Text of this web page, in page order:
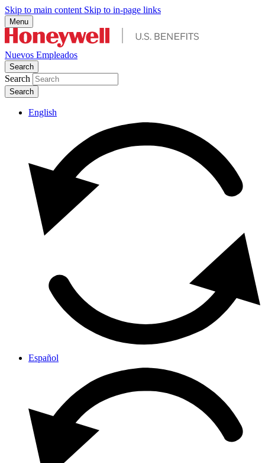
Skip to main content Skip to in-page links
Menu
Nuevos Empleados
Search
Search
English
Español